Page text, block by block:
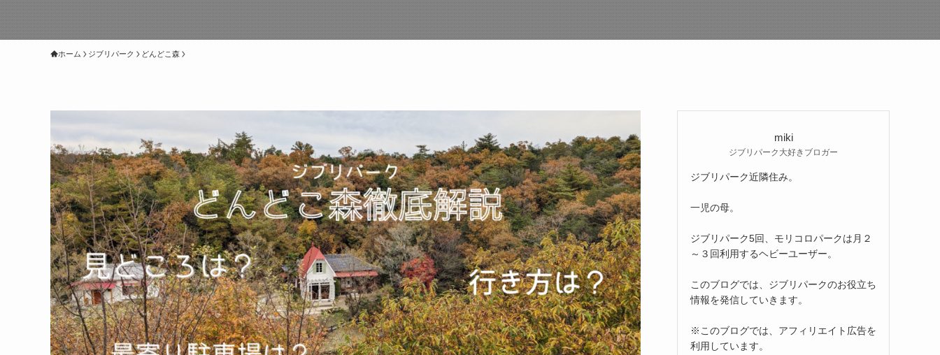
ホーム ジブリパーク どんどこ森
miki
ジブリパーク大好きブロガー
ジブリパーク近隣住み。
一児の母。
ジブリパーク5回、モリコロパークは月２
～３回利用するヘビーユーザー。
このブログでは、ジブリパークのお役立ち
情報を発信していきます。
※このブログでは、アフィリエイト広告を
利用しています。